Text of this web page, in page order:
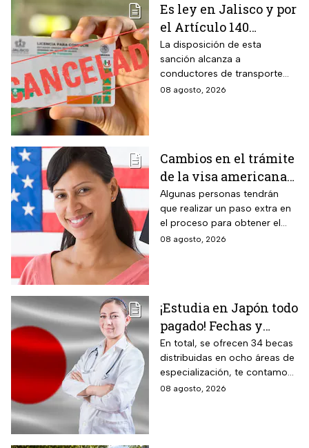
Es ley en Jalisco y por
el Artículo 140
cancelarán la licencia
de conducir de por
vida a todos los
automovilistas que
La disposición de esta
sanción alcanza a
conductores de transporte
escolar, unidades de
común.
08 agosto, 2026
Cambios en el trámite
de la visa americana
2026 y para quiénes
aplica
Algunas personas tendrán
que realizar un paso extra en
el proceso para obtener el
documento que permite
08 agosto, 2026
¡Estudia en Japón todo
pagado! Fechas y
requisitos de la
convocatoria para
becas de estancias en
2026
En total, se ofrecen 34 becas
distribuidas en ocho áreas de
especialización, te contamos
todos los detalles.
08 agosto, 2026